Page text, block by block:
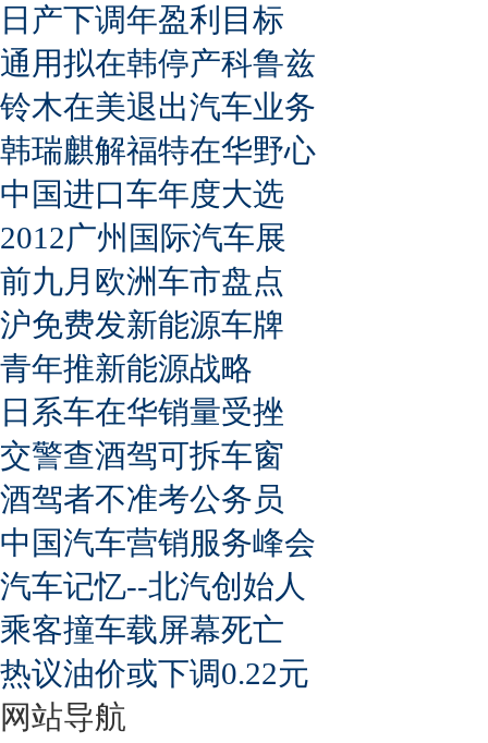
日产下调年盈利目标
通用拟在韩停产科鲁兹
铃木在美退出汽车业务
韩瑞麒解福特在华野心
中国进口车年度大选
2012广州国际汽车展
前九月欧洲车市盘点
沪免费发新能源车牌
青年推新能源战略
日系车在华销量受挫
交警查酒驾可拆车窗
酒驾者不准考公务员
中国汽车营销服务峰会
汽车记忆--北汽创始人
乘客撞车载屏幕死亡
热议油价或下调0.22元
网站导航